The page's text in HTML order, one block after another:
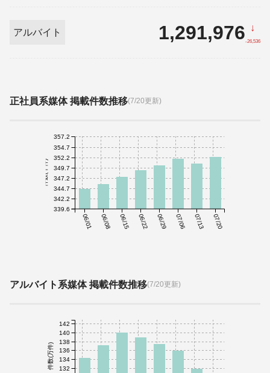
アルバイト 1,291,976 ↓
-26,536
正社員系媒体 掲載件数推移(7/20更新)
06/01 06/08 06/15 06/22 06/29 07/06 07/13 07/20
件数(千件)
339.6
342.2
344.7
347.2
349.7
352.2
354.7
357.2
アルバイト系媒体 掲載件数推移(7/20更新)
件数(万件) 132
134
136
138
140
142